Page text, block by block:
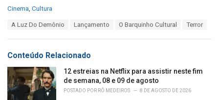
C
o
r
i
e
s
:
Cinema Cultura
:
A Luz Do Demônio Lançamento O Barquinho Cultural Terror
Conteúdo Relacionado
12 estreias na Netflix para assistir neste fim
de semana, 08 e 09 de agosto
POSTADO POR RÔ MEDEIROS 8 DE AGOSTO DE 2026